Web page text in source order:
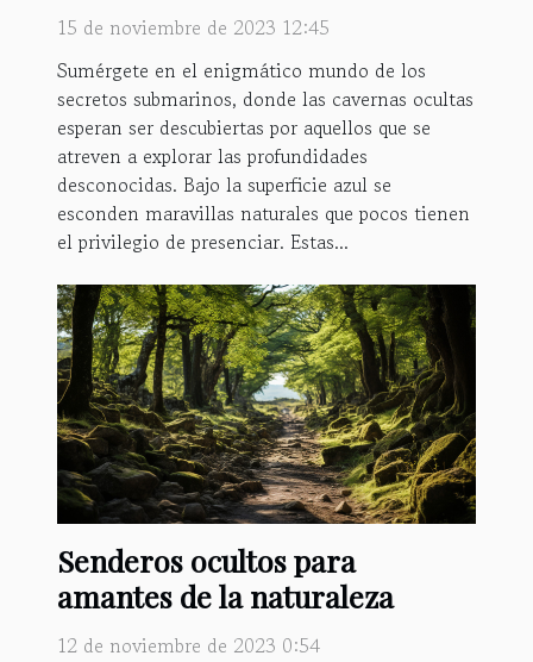
15 de noviembre de 2023 12:45
Sumérgete en el enigmático mundo de los
secretos submarinos, donde las cavernas ocultas
esperan ser descubiertas por aquellos que se
atreven a explorar las profundidades
desconocidas. Bajo la superficie azul se
esconden maravillas naturales que pocos tienen
el privilegio de presenciar. Estas...
Senderos ocultos para
amantes de la naturaleza
12 de noviembre de 2023 0:54